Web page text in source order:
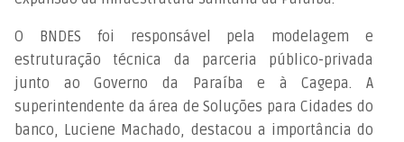
O BNDES foi responsável pela modelagem e
estruturação técnica da parceria público-privada
junto ao Governo da Paraíba e à Cagepa. A
superintendente da área de Soluções para Cidades do
banco, Luciene Machado, destacou a importância do